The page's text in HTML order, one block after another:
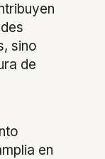
sino
de
en